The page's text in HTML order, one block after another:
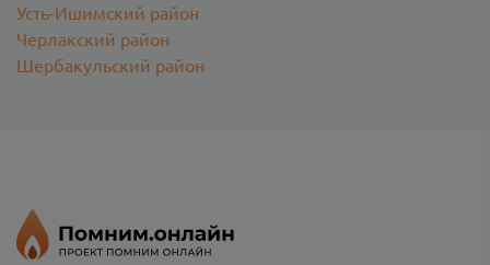
Усть-Ишимский район
Черлакский район
Шербакульский район